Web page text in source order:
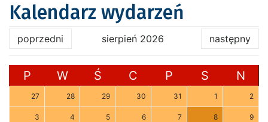
Kalendarz wydarzeń
poprzedni sierpień 2026 następny
P W Ś C P S N
27 28 29 30 31 1 2
3 4 5 6 7 8 9